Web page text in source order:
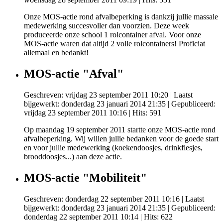
Onze MOS-actie rond afvalbeperking is dankzij jullie massale
medewerking succesvoller dan voorzien. Deze week
produceerde onze school 1 rolcontainer afval. Voor onze
MOS-actie waren dat altijd 2 volle rolcontainers! Proficiat
allemaal en bedankt!
MOS-actie "Afval"
Geschreven: vrijdag 23 september 2011 10:20 | Laatst
bijgewerkt: donderdag 23 januari 2014 21:35 | Gepubliceerd:
vrijdag 23 september 2011 10:16 | Hits: 591
Op maandag 19 september 2011 startte onze MOS-actie rond
afvalbeperking. Wij willen jullie bedanken voor de goede start
en voor jullie medewerking (koekendoosjes, drinkflesjes,
brooddoosjes...) aan deze actie.
MOS-actie "Mobiliteit"
Geschreven: donderdag 22 september 2011 10:16 | Laatst
bijgewerkt: donderdag 23 januari 2014 21:35 | Gepubliceerd:
donderdag 22 september 2011 10:14 | Hits: 622